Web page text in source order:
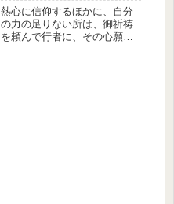
熱心に信仰するほかに、自分
の力の足りない所は、御祈祷
を頼んで行者に、その心願成